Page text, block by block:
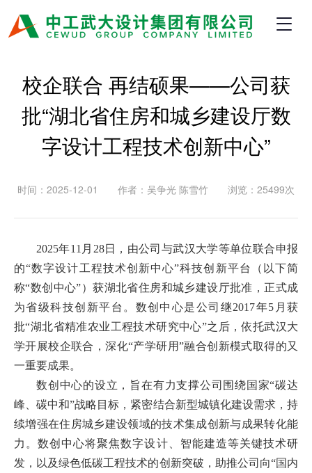
校企联合 再结硕果——公司获
批“湖北省住房和城乡建设厅数
字设计工程技术创新中心”
时间：2025-12-01 作者：吴争光 陈雪竹 浏览：25499次
2025年11月28日，由公司与武汉大学等单位联合申报
的“数字设计工程技术创新中心”科技创新平台（以下简
称“数创中心”）获湖北省住房和城乡建设厅批准，正式成
为省级科技创新平台。数创中心是公司继2017年5月获
批“湖北省精准农业工程技术研究中心”之后，依托武汉大
学开展校企联合，深化“产学研用”融合创新模式取得的又
一重要成果。
数创中心的设立，旨在有力支撑公司围绕国家“碳达
峰、碳中和”战略目标，紧密结合新型城镇化建设需求，持
续增强在住房城乡建设领域的技术集成创新与成果转化能
力。数创中心将聚焦数字设计、智能建造等关键技术研
发，以及绿色低碳工程技术的创新突破，助推公司向“国内